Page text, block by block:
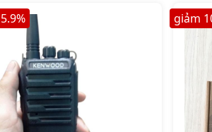
đem
năng
5.9% giảm